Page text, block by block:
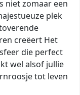
niet zomaar een
plek
creëert Het
die perfect
wel alsof jullie
tot leven